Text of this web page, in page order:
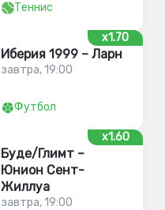
Теннис
x1.70
Иберия 1999 – Ларн
завтра, 19:00
Футбол
x1.60
Буде/Глимт –
Юнион Сент-
Жиллуа
завтра, 19:00